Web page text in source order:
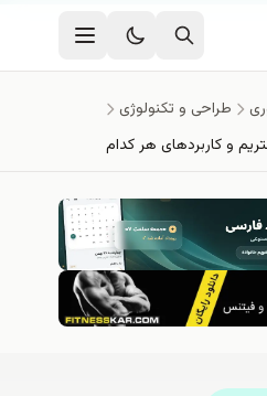
طراحی و تکنولوژی
و کاربردهای هر کدام